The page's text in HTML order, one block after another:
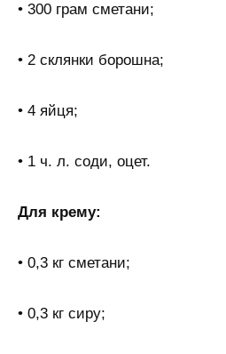
• 300 грам сметани;
• 2 склянки борошна;
• 4 яйця;
• 1 ч. л. соди, оцет.
Для крему:
• 0,3 кг сметани;
• 0,3 кг сиру;